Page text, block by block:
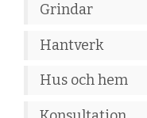
Grindar
Hantverk
Hus och hem